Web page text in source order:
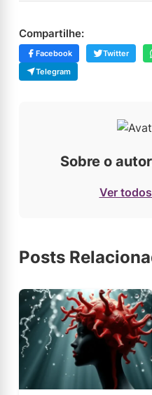
Compartilhe:
Facebook Twitter
Telegram
Sobre o
Ver
Posts